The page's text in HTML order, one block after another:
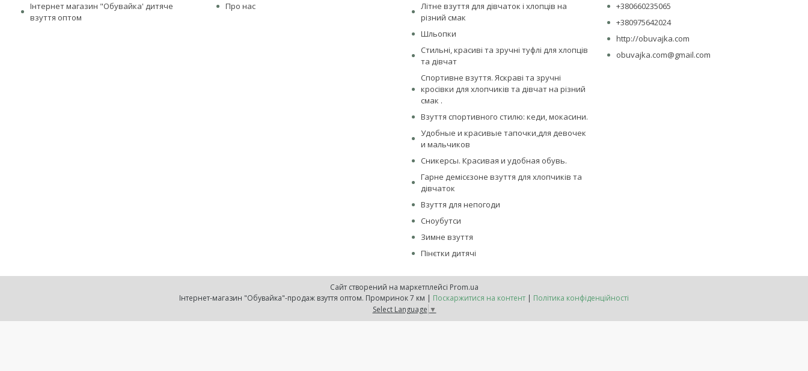
Інтернет магазин "Обувайка' дитяче
взуття оптом
Про нас
Літне взуття для дівчаток і хлопців на
різний смак
Шльопки
Стильні, красиві та зручні туфлі для хлопців
та дівчат
Спортивне взуття. Яскраві та зручні
кросівки для хлопчиків та дівчат на різний
смак .
Взуття спортивного стилю: кеди, мокасини.
Удобные и красивые тапочки,для девочек
и мальчиков
Сникерсы. Красивая и удобная обувь.
Гарне демісєзоне взуття для хлопчиків та
дівчаток
Взуття для непогоди
Сноубутси
Зимне взуття
Пінєтки дитячі
+380660235065
+380975642024
http://obuvajka.com
obuvajka.com@gmail.com
Сайт створений на маркетплейсі Prom.ua
Інтернет-магазин "Обувайка"-продаж взуття оптом. Промринок 7 км | Поскаржитися на контент | Політика конфіденційності
Select Language ▼